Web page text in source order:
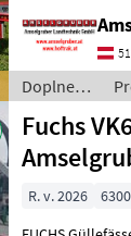
unschlagbar!
Materialstärken
Materialen und
Komponenten
führenden TOP He
Doplnenie
živin a
polievanie
/ Fuchs
Fuchs
Edition
R. v. 2026